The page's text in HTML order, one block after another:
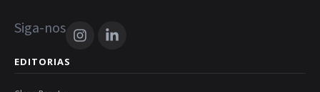
Siga-nos
EDITORIAS